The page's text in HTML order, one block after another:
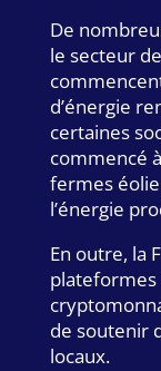
De
le secteur
d’énergie
certaines
commencé
fermes
l’énergie
En outre, la
plateformes
de soutenir
locaux.